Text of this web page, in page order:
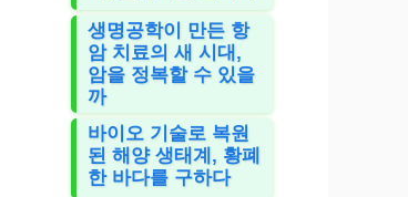
생명공학이 만든 항
암 치료의 새 시대,
암을 정복할 수 있을
까
바이오 기술로 복원
된 해양 생태계, 황폐
한 바다를 구하다